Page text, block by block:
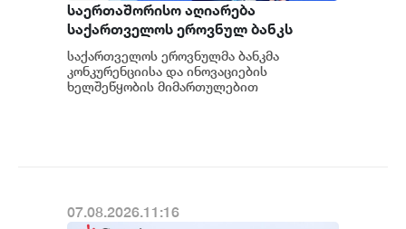
საერთაშორისო აღიარება
საქართველოს ეროვნულ ბანკს
ფინანსური ინოვაციების
ავანგარდში აყენებს და მის
რეგიონული ჰაბის ამბიციას
საქართველოს ეროვნულმა ბანკმა
კონკურენციისა და ინოვაციების
ხელშეწყობის მიმართულებით
07.08.2026.11:16